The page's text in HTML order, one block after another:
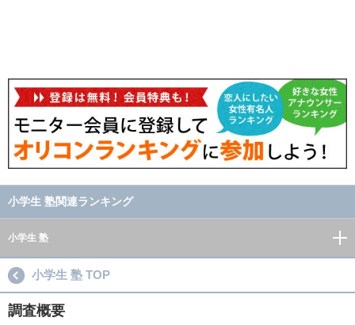
小学生 塾関連ランキング
小学生 塾
小学生 塾 TOP
調査概要